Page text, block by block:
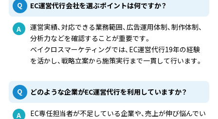
EC運営代行会社を選ぶポイントは何ですか？
運営実績、対応できる業務範囲、広告運用体制、制作体制、
分析力などを確認することが重要です。
ベイクロスマーケティングでは、EC運営代行19年の経験
を活かし、戦略立案から施策実行まで一貫して行います。
どのような企業がEC運営代行を利用していますか？
EC専任担当者が不足している企業や、売上が伸び悩んでい